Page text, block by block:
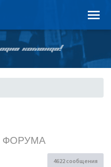
КОМАНДА!
ФОРУМА
4622 сообщения